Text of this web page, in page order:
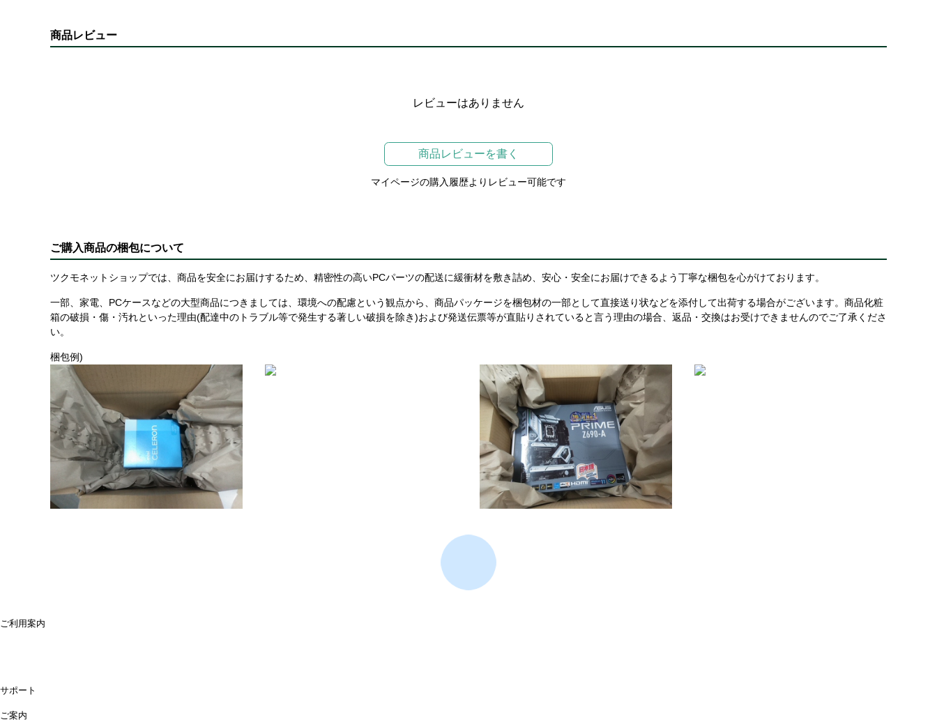
商品レビュー
レビューはありません
商品レビューを書く
マイページの購入履歴よりレビュー可能です
ご購入商品の梱包について
ツクモネットショップでは、商品を安全にお届けするため、精密性の高いPCパーツの配送に緩衝材を敷き詰め、安心・安全にお届けできるよう丁寧な梱包を心がけております。
一部、家電、PCケースなどの大型商品につきましては、環境への配慮という観点から、商品パッケージを梱包材の一部として直接送り状などを添付して出荷する場合がございます。商品化粧
箱の破損・傷・汚れといった理由(配達中のトラブル等で発生する著しい破損を除き)および発送伝票等が直貼りされていると言う理由の場合、返品・交換はお受けできませんのでご了承くださ
い。
梱包例)
ご利用案内
サポート
ご案内